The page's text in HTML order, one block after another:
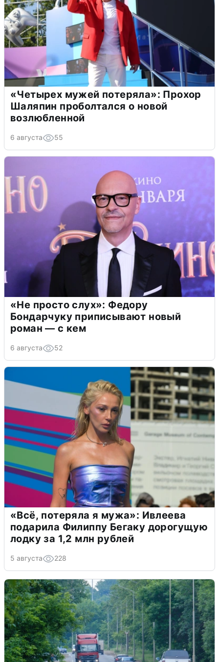
«Четырех мужей потеряла»: Прохор
Шаляпин проболтался о новой
возлюбленной
6 августа 55
«Не просто слух»: Федору
Бондарчуку приписывают новый
роман — с кем
6 августа 52
«Всё, потеряла я мужа»: Ивлеева
подарила Филиппу Бегаку дорогущую
лодку за 1,2 млн рублей
5 августа 228